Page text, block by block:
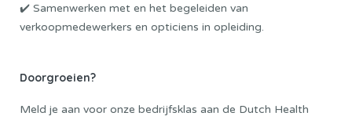
✔️ Samenwerken met en het begeleiden van
verkoopmedewerkers en opticiens in opleiding.
Doorgroeien?
Meld je aan voor onze bedrijfsklas aan de Dutch Health